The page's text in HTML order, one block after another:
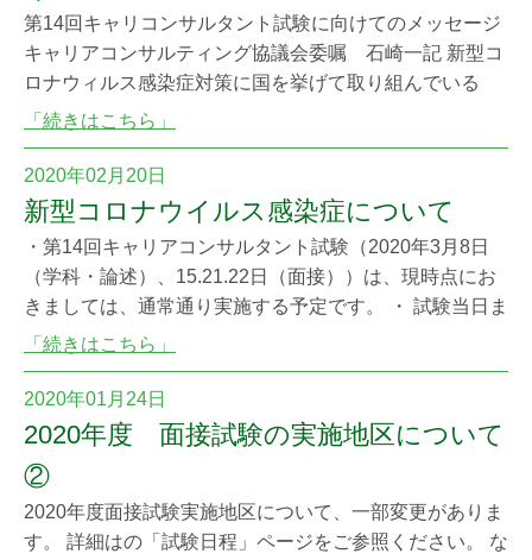
第14回キャリコンサルタント試験に向けてのメッセージ
キャリアコンサルティング協議会委嘱 石崎一記 新型コ
ロナウィルス感染症対策に国を挙げて取り組んでいる
中、第14回キャリアコンサルタント試験は、予定通り実
る限りの配慮、対策を講じてはおりますが、完全という
ことはありえませんし、不安をぬぐい切れないのも当然
のことと存じます。 そうした中で、受験者の方
「続きはこちら」
2020年02月20日
新型コロナウイルス感染症について
・第14回キャリアコンサルタント試験（2020年3月8日
（学科・論述）、15.21.22日（面接））は、現時点にお
きましては、通常通り実施する予定です。 ・ 試験当日ま
で，新型コロナウイルス等への感染予防（手洗いやうが
理に努めてください。 ・ 試験日近くに発熱・咳等の症状
のある受験者は，必ず医療機関で受診して，適切な治療
「続きはこちら」
2020年01月24日
2020年度 面接試験の実施地区について
②
2020年度面接試験実施地区について、一部変更がありま
す。 詳細はの「試験日程」ページをご参照ください。 な